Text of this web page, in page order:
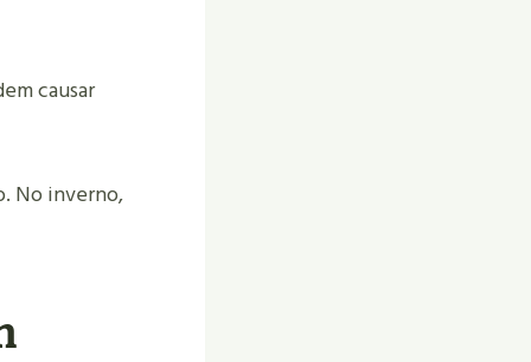
causar
No inverno,